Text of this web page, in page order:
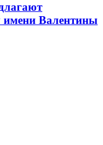
имени Валентины